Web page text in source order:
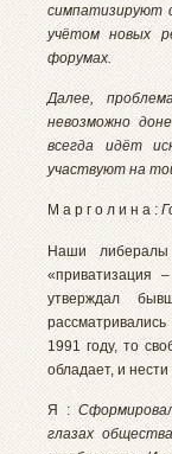
симпатизируют
учётом новых
форумах.
Далее,
невозможно
всегда идёт
участвуют на
М а р г о л и н а :
Наши
«приватизация
утверждал
1991 году, то
обладает, и
Я :
глазах